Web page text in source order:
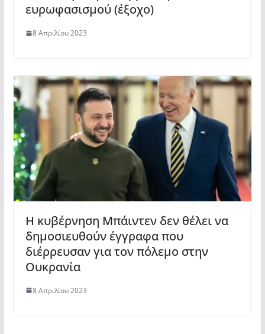
ευρωφασισμού (έξοχο)
8 Απριλίου 2023
Η κυβέρνηση Μπάιντεν δεν θέλει να
δημοσιευθούν έγγραφα που
διέρρευσαν για τον πόλεμο στην
Ουκρανία
8 Απριλίου 2023